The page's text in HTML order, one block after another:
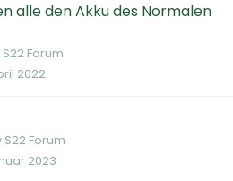
alle den Akku des Normalen
Forum
2022
Forum
2023